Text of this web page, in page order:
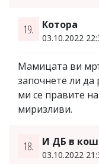
19. Котора
03.10.2022
Мамицата ви
започнете ли да
ми се правите
миризливи.
18. И ДБ в
03.10.2022